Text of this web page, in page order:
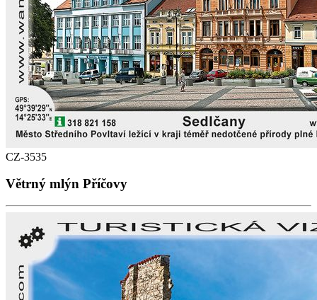
CZ-3535
Větrný mlýn Příčovy